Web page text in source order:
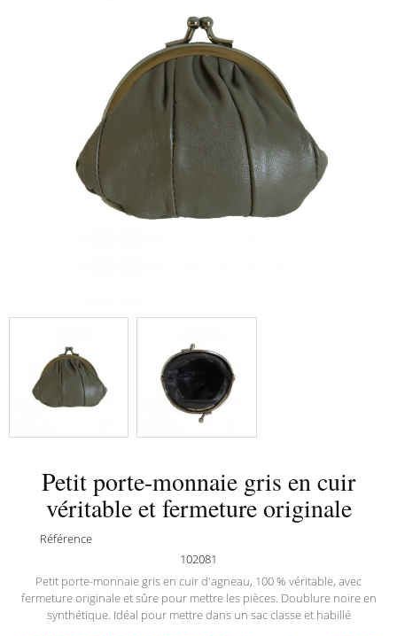
Petit porte-monnaie gris en cuir
véritable et fermeture originale
Référence
102081
Petit porte-monnaie gris en cuir d'agneau, 100 % véritable, avec
fermeture originale et sûre pour mettre les pièces. Doublure noire en
synthétique. Idéal pour mettre dans un sac classe et habillé